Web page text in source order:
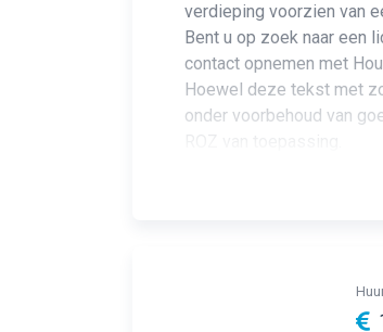
verdieping voorzien van
Bent u op zoek naar een
contact opnemen met
Hoewel deze tekst met
onder voorbehoud van